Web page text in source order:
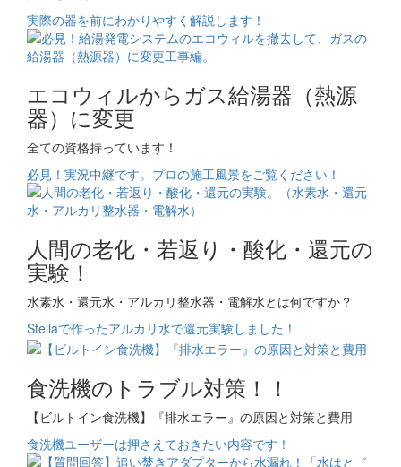
実際の器を前にわかりやすく解説します！
エコウィルからガス給湯器（熱源
器）に変更
全ての資格持っています！
必見！実況中継です。プロの施工風景をご覧ください！
人間の老化・若返り・酸化・還元の
実験！
水素水・還元水・アルカリ整水器・電解水とは何ですか？
Stellaで作ったアルカリ水で還元実験しました！
食洗機のトラブル対策！！
【ビルトイン食洗機】『排水エラー』の原因と対策と費用
食洗機ユーザーは押さえておきたい内容です！